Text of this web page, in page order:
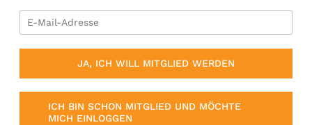
JA, ICH WILL MITGLIED WERDEN
ICH BIN SCHON MITGLIED UND MÖCHTE
MICH EINLOGGEN